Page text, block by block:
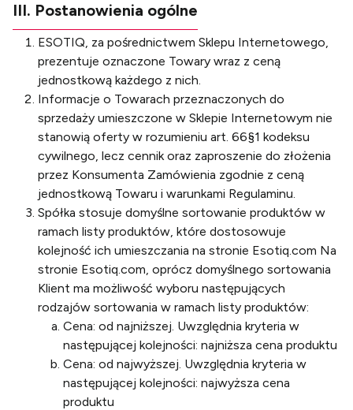
III. Postanowienia ogólne
ESOTIQ, za pośrednictwem Sklepu Internetowego,
prezentuje oznaczone Towary wraz z ceną
jednostkową każdego z nich.
Informacje o Towarach przeznaczonych do
sprzedaży umieszczone w Sklepie Internetowym nie
stanowią oferty w rozumieniu art. 66§1 kodeksu
cywilnego, lecz cennik oraz zaproszenie do złożenia
przez Konsumenta Zamówienia zgodnie z ceną
jednostkową Towaru i warunkami Regulaminu.
Spółka stosuje domyślne sortowanie produktów w
ramach listy produktów, które dostosowuje
kolejność ich umieszczania na stronie Esotiq.com Na
stronie Esotiq.com, oprócz domyślnego sortowania
Klient ma możliwość wyboru następujących
rodzajów sortowania w ramach listy produktów:
Cena: od najniższej. Uwzględnia kryteria w
następującej kolejności: najniższa cena produktu
Cena: od najwyższej. Uwzględnia kryteria w
następującej kolejności: najwyższa cena
produktu